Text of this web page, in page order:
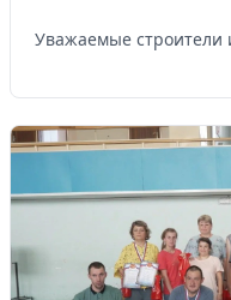
Уважаемые строители